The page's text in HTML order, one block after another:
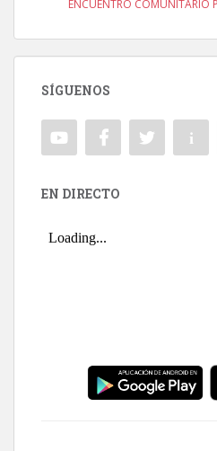
ENCUENTRO COMUNITARIO
SÍGUENOS
EN DIRECTO